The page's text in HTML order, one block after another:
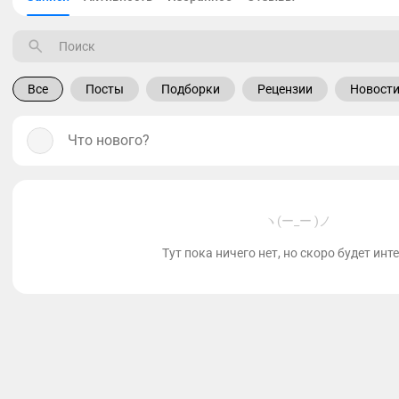
Все Посты Подборки Рецензии Новости
Что нового?
ヽ(ー_ー )ノ
Тут пока ничего нет, но скоро будет